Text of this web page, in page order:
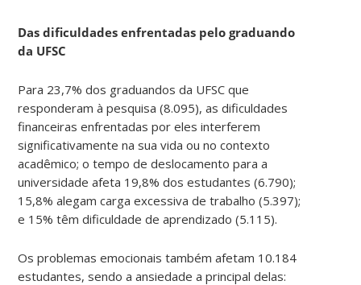
Das dificuldades enfrentadas pelo graduando
da UFSC
Para 23,7% dos graduandos da UFSC que
responderam à pesquisa (8.095), as dificuldades
financeiras enfrentadas por eles interferem
significativamente na sua vida ou no contexto
acadêmico; o tempo de deslocamento para a
universidade afeta 19,8% dos estudantes (6.790);
15,8% alegam carga excessiva de trabalho (5.397);
e 15% têm dificuldade de aprendizado (5.115).
Os problemas emocionais também afetam 10.184
estudantes, sendo a ansiedade a principal delas: